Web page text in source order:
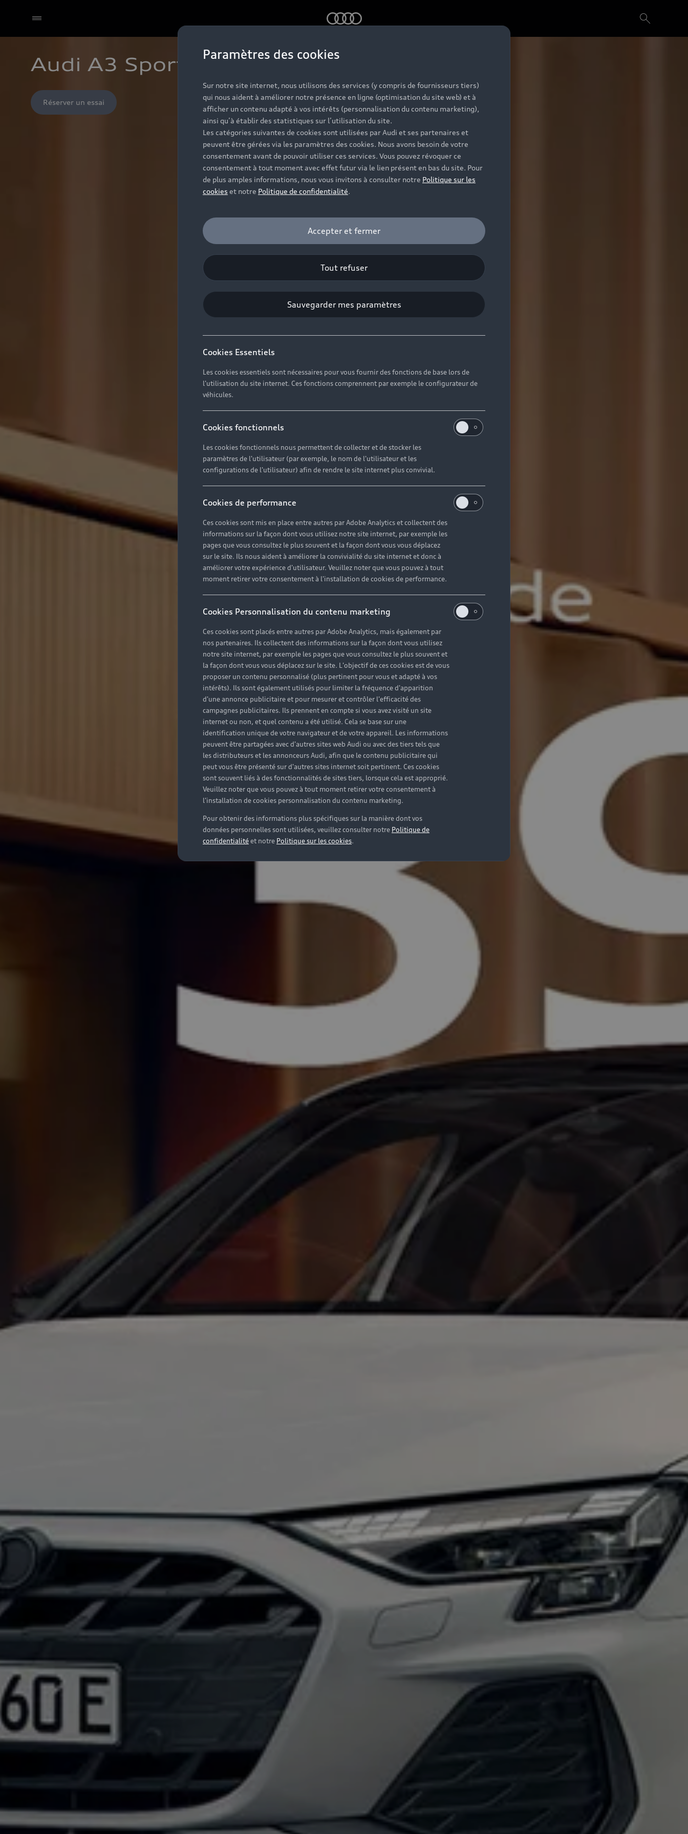
Paramètres des cookies
Sur notre site internet, nous utilisons des services (y compris de fournisseurs tiers)
qui nous aident à améliorer notre présence en ligne (optimisation du site web) et à
afficher un contenu adapté à vos intérêts (personnalisation du contenu marketing),
ainsi qu’à établir des statistiques sur l’utilisation du site.
Les catégories suivantes de cookies sont utilisées par Audi et ses partenaires et
peuvent être gérées via les paramètres des cookies. Nous avons besoin de votre
consentement avant de pouvoir utiliser ces services. Vous pouvez révoquer ce
consentement à tout moment avec effet futur via le lien présent en bas du site. Pour
de plus amples informations, nous vous invitons à consulter notre Politique sur les
cookies et notre Politique de confidentialité.
Accepter et fermer
Tout refuser
Sauvegarder mes paramètres
Cookies Essentiels
Les cookies essentiels sont nécessaires pour vous fournir des fonctions de base lors de
l'utilisation du site internet. Ces fonctions comprennent par exemple le configurateur de
véhicules.
Cookies fonctionnels
Les cookies fonctionnels nous permettent de collecter et de stocker les
paramètres de l'utilisateur (par exemple, le nom de l'utilisateur et les
configurations de l'utilisateur) afin de rendre le site internet plus convivial.
Cookies de performance
Ces cookies sont mis en place entre autres par Adobe Analytics et collectent des
informations sur la façon dont vous utilisez notre site internet, par exemple les
pages que vous consultez le plus souvent et la façon dont vous vous déplacez
sur le site. Ils nous aident à améliorer la convivialité du site internet et donc à
améliorer votre expérience d'utilisateur. Veuillez noter que vous pouvez à tout
moment retirer votre consentement à l'installation de cookies de performance.
Cookies Personnalisation du contenu marketing
Ces cookies sont placés entre autres par Adobe Analytics, mais également par
nos partenaires. Ils collectent des informations sur la façon dont vous utilisez
notre site internet, par exemple les pages que vous consultez le plus souvent et
la façon dont vous vous déplacez sur le site. L'objectif de ces cookies est de vous
proposer un contenu personnalisé (plus pertinent pour vous et adapté à vos
intérêts). Ils sont également utilisés pour limiter la fréquence d'apparition
d'une annonce publicitaire et pour mesurer et contrôler l'efficacité des
campagnes publicitaires. Ils prennent en compte si vous avez visité un site
internet ou non, et quel contenu a été utilisé. Cela se base sur une
identification unique de votre navigateur et de votre appareil. Les informations
peuvent être partagées avec d'autres sites web Audi ou avec des tiers tels que
les distributeurs et les annonceurs Audi, afin que le contenu publicitaire qui
peut vous être présenté sur d'autres sites internet soit pertinent. Ces cookies
sont souvent liés à des fonctionnalités de sites tiers, lorsque cela est approprié.
Veuillez noter que vous pouvez à tout moment retirer votre consentement à
l'installation de cookies personnalisation du contenu marketing.
Pour obtenir des informations plus spécifiques sur la manière dont vos
données personnelles sont utilisées, veuillez consulter notre Politique de
confidentialitéet notre Politique sur les cookies.
Audi A3 Sportback TFSI e
Réserver un essai